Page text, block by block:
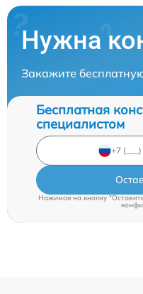
Нужна
Закажите
Бесплатная
специалистом
Нажимая на кнопку